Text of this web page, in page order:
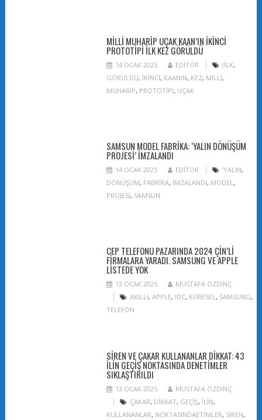
MILLI MUHARIP UÇAK KAAN’IN IKINCI
PROTOTIPI ILK KEZ GÖRÜLDÜ
14 OCAK 2025 EDITOR (İLK,
GÖRÜLDÜ, IKINCI, KAANIN, KEZ, MILLI,
MUHARIP, PROTOTIPI, UÇAK
SAMSUN MODEL FABRIKA: ‘YALIN DÖNÜŞÜM
PROJESI’ IMZALANDI
14 OCAK 2025 EDITOR ‘YALIN,
DÖNÜŞÜM, FABRIKA, IMZALANDI, MODEL,
PROJESI, SAMSUN
CEP TELEFONU PAZARINDA 2024 ÇIN’LI
FIRMALARA YARADI. SAMSUNG VE APPLE
LISTEDE YOK
13 OCAK 2025
MUSTAFA ÖZDINÇ
AKILLI, APPLE, IDC, KÜRESEL, SAMSUNG,
TELEFON
SIREN VE ÇAKAR KULLANANLAR DIKKAT: 43
ILIN GEÇIŞ NOKTASINDA DENETIMLER
SIKLAŞTIRILDI
13 OCAK 2025
MUSTAFA ÖZDINÇ
ÇAKAR, DIKKAT, GEÇIŞ, ILIN,
KULLANANLAR, NOKTASINDAETIMLER, SIREN,